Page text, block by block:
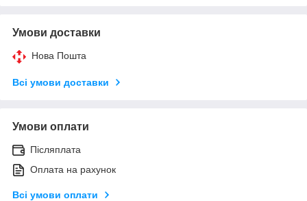
Умови доставки
Нова Пошта
Всі умови доставки
Умови оплати
Післяплата
Оплата на рахунок
Всі умови оплати